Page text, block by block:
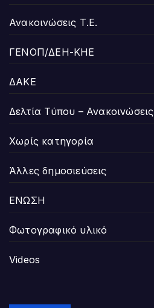
Ανακοινώσεις Τ.Ε.
ΓΕΝΟΠ/ΔΕΗ-ΚΗΕ
ΔΑΚΕ
Δελτία Τύπου – Ανακοινώσεις
Χωρίς κατηγορία
Άλλες δημοσιεύσεις
ΕΝΩΣΗ
Φωτογραφικό υλικό
Videos